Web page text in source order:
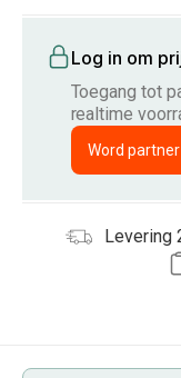
Log in om
Toegang tot
realtime
Word partner
Levering